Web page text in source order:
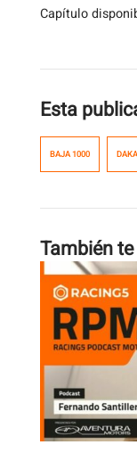
Capítulo
Esta
BAJA 1000
También